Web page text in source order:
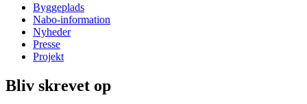
Byggeplads
Nabo-information
Nyheder
Presse
Projekt
Bliv skrevet op